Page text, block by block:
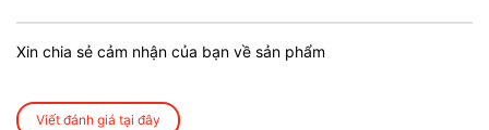
Xin chia sẻ cảm nhận của bạn về sản phẩm
Viết đánh giá tại đây